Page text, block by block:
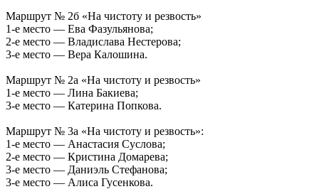
Маршрут № 2б «На чистоту и резвость»
1-е место — Ева Фазульянова;
2-е место — Владислава Нестерова;
3-е место — Вера Калошина.
Маршрут № 2а «На чистоту и резвость»
1-е место — Лина Бакиева;
3-е место — Катерина Попкова.
Маршрут № 3а «На чистоту и резвость»:
1-е место — Анастасия Суслова;
2-е место — Кристина Домарева;
3-е место — Даниэль Стефанова;
3-е место — Алиса Гусенкова.